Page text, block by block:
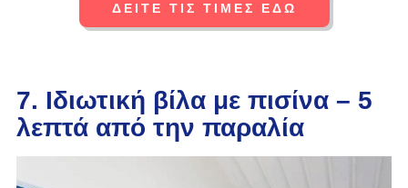
ΔΕΙΤΕ ΤΙΣ ΤΙΜΕΣ ΕΔΩ
7. Ιδιωτική βίλα με πισίνα – 5
λεπτά από την παραλία